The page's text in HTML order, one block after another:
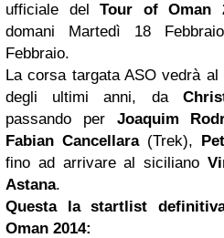
ufficiale del Tour of Oman
domani Martedì 18
Febbraio.
La corsa targata ASO vedrà
degli ultimi anni, da
passando per Joaquim
Fabian Cancellara(Trek),
fino ad arrivare al siciliano
Astana.
Questa la startlist
Oman 2014: